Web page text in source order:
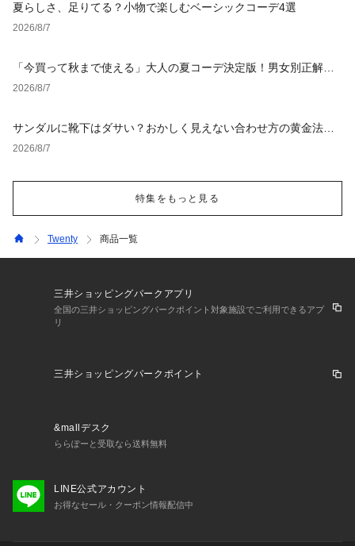
夏らしさ、足りてる？小物で楽しむベーシックコーデ4選
2026/8/7
「今買って秋まで使える」大人の夏コーデ決定版！男女別正解ス
タイルとNGな着こなし
2026/8/7
サンダルに靴下はダサい？おかしく見えない合わせ方の黄金法則
と男女別おすすめコーデ
2026/8/7
特集をもっと見る
Twenty 商品一覧
三井ショッピングパークアプリ
全国の三井ショッピングパークポイント対象施設でご利用できるアプ
リ
三井ショッピングパークポイント
&mallデスク
ららぽーと受取なら送料無料
LINE公式アカウント
お得なセール・クーポン情報配信中